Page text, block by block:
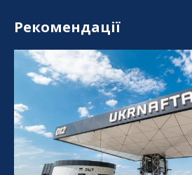
Рекомендації